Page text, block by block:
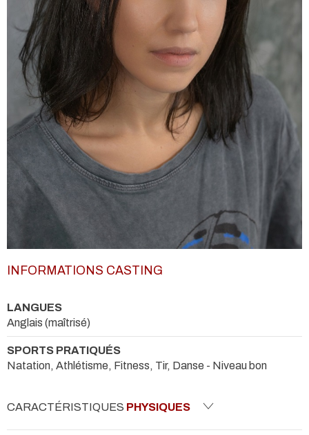
INFORMATIONS CASTING
LANGUES
Anglais (maîtrisé)
SPORTS PRATIQUÉS
Natation, Athlétisme, Fitness, Tir, Danse - Niveau bon
CARACTÉRISTIQUES PHYSIQUES